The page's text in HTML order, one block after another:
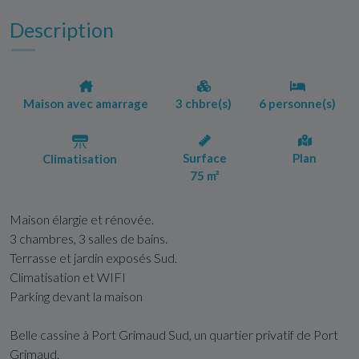
Description
Maison avec amarrage 3 chbre(s) 6 personne(s)
Climatisation
Surface
75 m²
Plan
Maison élargie et rénovée.
3 chambres, 3 salles de bains.
Terrasse et jardin exposés Sud.
Climatisation et WIFI
Parking devant la maison
Belle cassine à Port Grimaud Sud, un quartier privatif de Port
Grimaud.